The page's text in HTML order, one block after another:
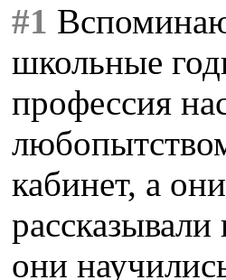
#1
школьные
профессия
кабинет, а
они